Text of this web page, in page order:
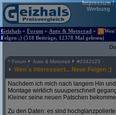
Impressum|
Werbung
Geizhals » Forum » Auto & Motorrad »
Felgen ;) (518 Beiträge, 12378 Mal gelesen)
^ Forum Auto & Motorrad #2342123
Wen´s interessiert... Neue Felgen ;)
Nachdem ich mich nach langem Hin
Montage wirklich suuuperschnell
Kleiner seine neuen Patschen
Zu den Daten: es sind